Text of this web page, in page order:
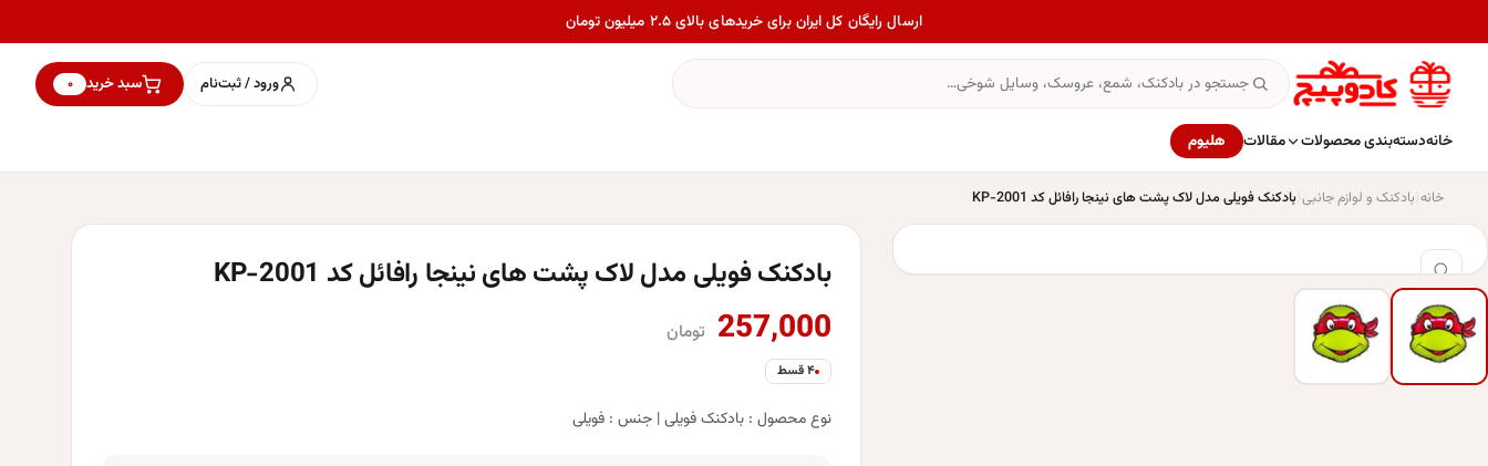
ارسال رایگان کل ایران برای خریدهای بالای ۲.۵ میلیون تومان
ورود / ثبت‌نام سبد خرید ۰
خانهدسته‌بندی محصولات مقالات هلیوم
خانه بادکنک و لوازم جانبی بادکنک فویلی مدل لاک پشت های نینجا رافائل کد KP-2001
بادکنک فویلی مدل لاک پشت های نینجا رافائل کد KP-2001
257,000 تومان
۴ قسط
نوع محصول : بادکنک فویلی | جنس : فویلی